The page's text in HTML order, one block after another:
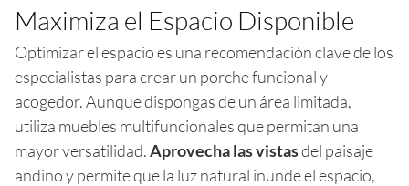
Maximiza el Espacio Disponible
Optimizar el espacio es una recomendación clave de los
especialistas para crear un porche funcional y
acogedor. Aunque dispongas de un área limitada,
utiliza muebles multifuncionales que permitan una
mayor versatilidad.Aprovecha las vistasdel paisaje
andino y permite que la luz natural inunde el espacio,